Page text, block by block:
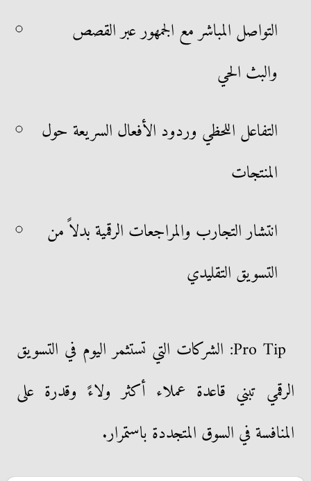
التواصل المباشر مع الجمهور عبر القصص
والبث الحي
التفاعل اللحظي وردود الأفعال السريعة حول
المنتجات
انتشار التجارب والمراجعات الرقمية بدلاً من
التسويق التقليدي
Pro Tip: الشركات التي تستثمر اليوم في التسويق
الرقمي تبني قاعدة عملاء أكثر ولاءً وقدرة على
المنافسة في السوق المتجددة باستمرار.